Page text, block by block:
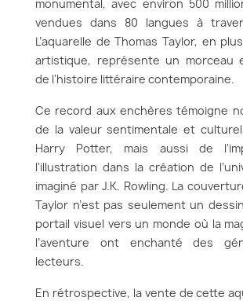
monumental, avec environ 500
vendues dans 80 langues à
L’aquarelle de Thomas Taylor, en
artistique, représente un morceau
de l'histoire littéraire contemporaine.
Ce record aux enchères témoigne
de la valeur sentimentale et
Harry Potter, mais aussi de
l'illustration dans la création de
imaginé par J.K. Rowling. La
Taylor n’est pas seulement un
portail visuel vers un monde où la
l’aventure ont enchanté des
lecteurs.
En rétrospective, la vente de cette